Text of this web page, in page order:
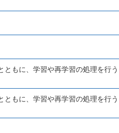
もに、学習や再学習の処理を行
もに、学習や再学習の処理を行